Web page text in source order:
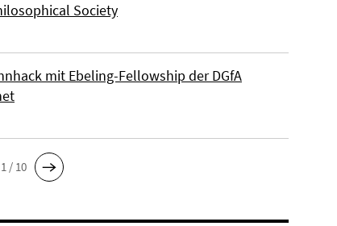
Society
mit Ebeling-Fellowship der DGfA
1 / 10